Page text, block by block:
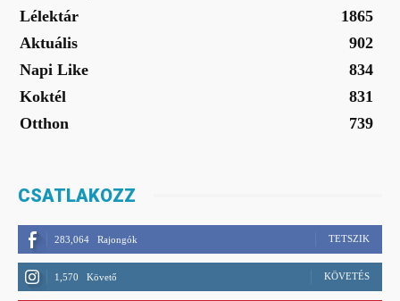
Lélektár
1865
Aktuális
902
Napi Like
834
Koktél
831
Otthon
739
CSATLAKOZZ
283,064 Rajongók TETSZIK
1,570 Követő KÖVETÉS